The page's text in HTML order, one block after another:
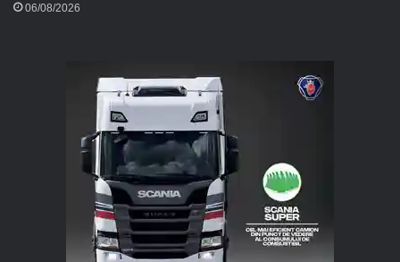
06/08/2026